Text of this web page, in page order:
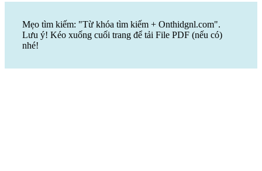
Mẹo tìm kiếm: "Từ khóa tìm kiếm + Onthidgnl.com".
Lưu ý! Kéo xuống cuối trang để tải File PDF (nếu có)
nhé!